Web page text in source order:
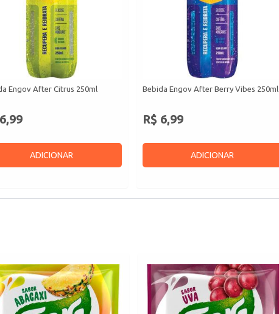
Engov After Citrus 250ml
ADICIONAR
Bebida Engov After Berry Vibes 250ml
R$ 6,99
ADICIONAR